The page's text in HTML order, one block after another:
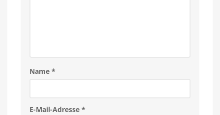
Name *
E-Mail-Adresse *